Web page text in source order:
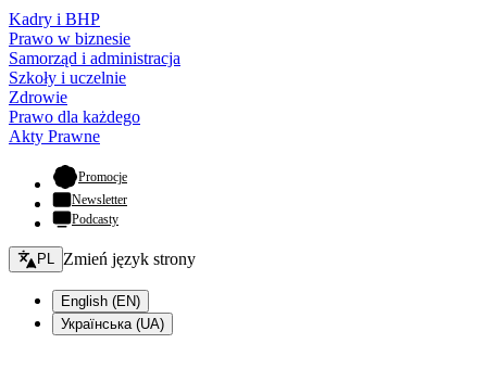
Kadry i BHP
Prawo w biznesie
Samorząd i administracja
Szkoły i uczelnie
Zdrowie
Prawo dla każdego
Akty Prawne
Promocje- otwiera się w nowej karcie
Newsletter
Podcasty
Zmień język - bieżący:
PL Zmień język strony
English (EN)
Українська (UA)